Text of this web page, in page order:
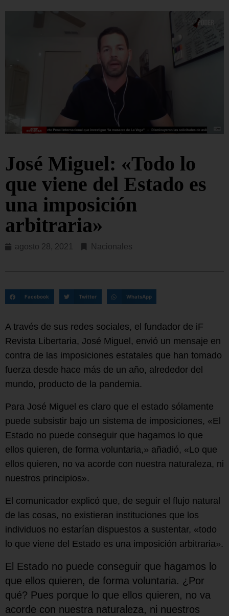
José Miguel: «Todo lo
que viene del Estado es
una imposición
arbitraria»
agosto 28, 2021 Nacionales
Facebook Twitter WhatsApp
A través de sus redes sociales, el fundador de iF
Revista Libertaria, José Miguel, envió un mensaje en
contra de las imposiciones estatales que han tomado
fuerza desde hace más de un año, alrededor del
mundo, producto de la pandemia.
Para José Miguel es claro que el estado sólamente
puede subsistir bajo un sistema de imposiciones, «El
Estado no puede conseguir que hagamos lo que
ellos quieren, de forma voluntaria,» añadió, «Lo que
ellos quieren, no va acorde con nuestra naturaleza, ni
nuestros principios».
El comunicador explicó que, de seguir el flujo natural
de las cosas, no existieran instituciones que los
individuos no estarían dispuestos a sustentar, «todo
lo que viene del Estado es una imposición arbitraria».
El Estado no puede conseguir que hagamos lo
que ellos quieren, de forma voluntaria. ¿Por
qué? Pues porque lo que ellos quieren, no va
acorde con nuestra naturaleza, ni nuestros